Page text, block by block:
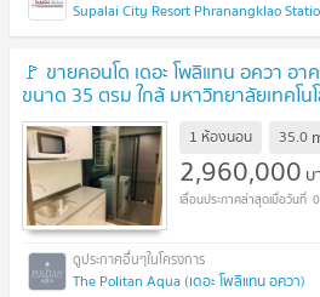
🚩 ขายคอนโด เดอะ โพลิแทน อควา อ
ขนาด 35 ตรม ใกล้ มหาวิทยาลัยเทคโ
วิทยาเขตนนทบุรี
1 ห้องนอน 35.0
2,960,000 บ
The Politan Aqua (เดอะ โพลิแทน อควา)